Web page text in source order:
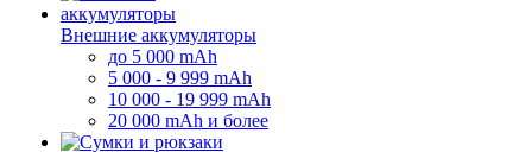
Внешние аккумуляторы
до 5 000 mAh
5 000 - 9 999 mAh
10 000 - 19 999 mAh
20 000 mAh и более